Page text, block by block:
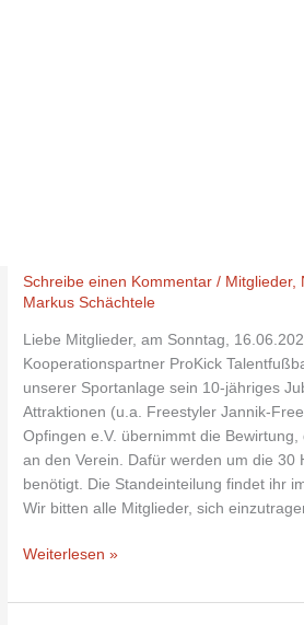
Schreibe einen Kommentar / Mitglieder,
Markus Schächtele
Liebe Mitglieder, am Sonntag,
Kooperationspartner ProKick
unserer Sportanlage sein 10-jähriges
Attraktionen (u.a. Freestyler Jannik-
Opfingen e.V. übernimmt die
an den Verein. Dafür werden um die 30
benötigt. Die Standeinteilung findet ihr
Wir bitten alle Mitglieder, sich
2024!
Weiterlesen »